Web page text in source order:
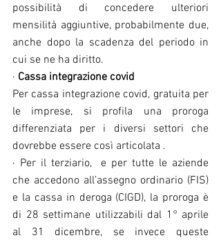
possibilità di concedere ulteriori
mensilità aggiuntive, probabilmente due,
anche dopo la scadenza del periodo in
cui se ne ha diritto.
· Cassa integrazione covid
Per cassa integrazione covid, gratuita per
le imprese, si profila una proroga
differenziata per i diversi settori che
dovrebbe essere così articolata .
· Per il terziario,  e per tutte le aziende
che accedono all’assegno ordinario (FIS)
e la cassa in deroga (CIGD), la proroga è
di 28 settimane utilizzabili dal 1° aprile
al 31 dicembre, se invece queste